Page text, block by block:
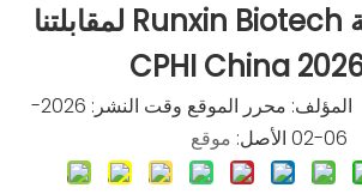
تدعوك شركة Runxin Biotech لمقابلتنا
المؤلف: محرر الموقع وقت النشر: 2026-
06-02 الأصل:
موقع